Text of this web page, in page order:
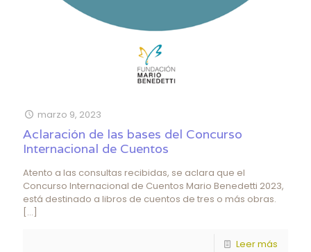
marzo 9, 2023
Aclaración de las bases del Concurso
Internacional de Cuentos
Atento a las consultas recibidas, se aclara que el
Concurso Internacional de Cuentos Mario Benedetti 2023,
está destinado a libros de cuentos de tres o más obras.
[…]
Leer más